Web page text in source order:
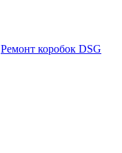
Ремонт коробок DSG